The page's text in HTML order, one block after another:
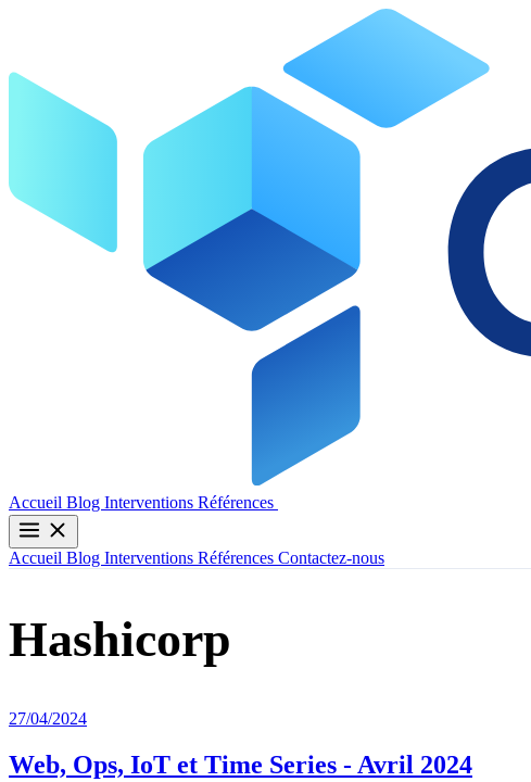
Accueil Blog Interventions Références
Accueil Blog Interventions Références Contactez-nous
Hashicorp
27/04/2024
Web, Ops, IoT et Time Series - Avril 2024